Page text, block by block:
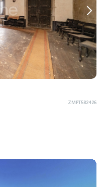
ZMPT582426